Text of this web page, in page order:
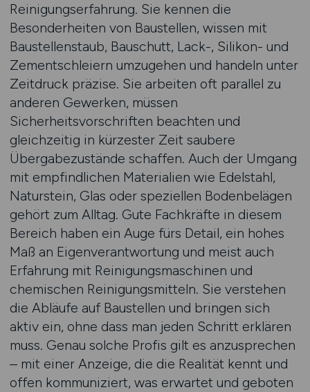
Reinigungserfahrung. Sie kennen die
Besonderheiten von Baustellen, wissen mit
Baustellenstaub, Bauschutt, Lack-, Silikon- und
Zementschleiern umzugehen und handeln unter
Zeitdruck präzise. Sie arbeiten oft parallel zu
anderen Gewerken, müssen
Sicherheitsvorschriften beachten und
gleichzeitig in kürzester Zeit saubere
Übergabezustände schaffen. Auch der Umgang
mit empfindlichen Materialien wie Edelstahl,
Naturstein, Glas oder speziellen Bodenbelägen
gehört zum Alltag. Gute Fachkräfte in diesem
Bereich haben ein Auge fürs Detail, ein hohes
Maß an Eigenverantwortung und meist auch
Erfahrung mit Reinigungsmaschinen und
chemischen Reinigungsmitteln. Sie verstehen
die Abläufe auf Baustellen und bringen sich
aktiv ein, ohne dass man jeden Schritt erklären
muss. Genau solche Profis gilt es anzusprechen
– mit einer Anzeige, die die Realität kennt und
offen kommuniziert, was erwartet und geboten